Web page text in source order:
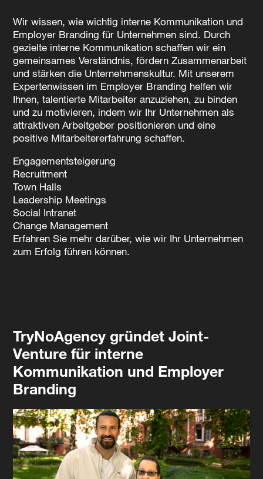
Wir wissen, wie wichtig interne Kommunikation und
Employer Branding für Unternehmen sind. Durch
gezielte interne Kommunikation schaffen wir ein
gemeinsames Verständnis, fördern Zusammenarbeit
und stärken die Unternehmenskultur. Mit unserem
Expertenwissen im Employer Branding helfen wir
Ihnen, talentierte Mitarbeiter anzuziehen, zu binden
und zu motivieren, indem wir Ihr Unternehmen als
attraktiven Arbeitgeber positionieren und eine
positive Mitarbeitererfahrung schaffen.
Engagementsteigerung
Recruitment
Town Halls
Leadership Meetings
Social Intranet
Change Management
Erfahren Sie mehr darüber, wie wir Ihr Unternehmen
zum Erfolg führen können.
TryNoAgency gründet Joint-
Venture für interne
Kommunikation und Employer
Branding